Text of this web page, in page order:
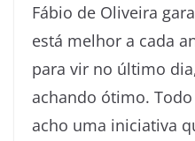
Fábio de Oliveira
está melhor a cada
para vir no último
achando ótimo.
acho uma iniciativa